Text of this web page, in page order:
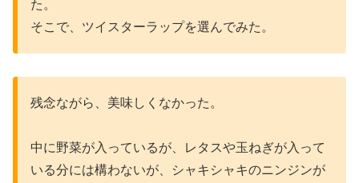
た。
そこで、ツイスターラップを選んでみた。
残念ながら、美味しくなかった。
中に野菜が入っているが、レタスや玉ねぎが入って
いる分には構わないが、シャキシャキのニンジンが